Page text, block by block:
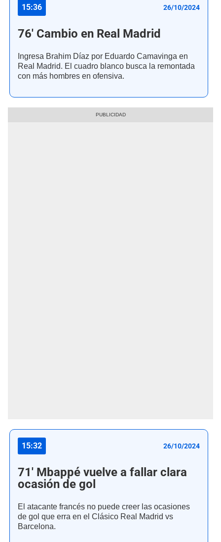
15:36 26/10/2024
76' Cambio en Real Madrid
Ingresa Brahim Díaz por Eduardo Camavinga en
Real Madrid. El cuadro blanco busca la remontada
con más hombres en ofensiva.
15:32 26/10/2024
71' Mbappé vuelve a fallar clara
ocasión de gol
El atacante francés no puede creer las ocasiones
de gol que erra en el Clásico Real Madrid vs
Barcelona.